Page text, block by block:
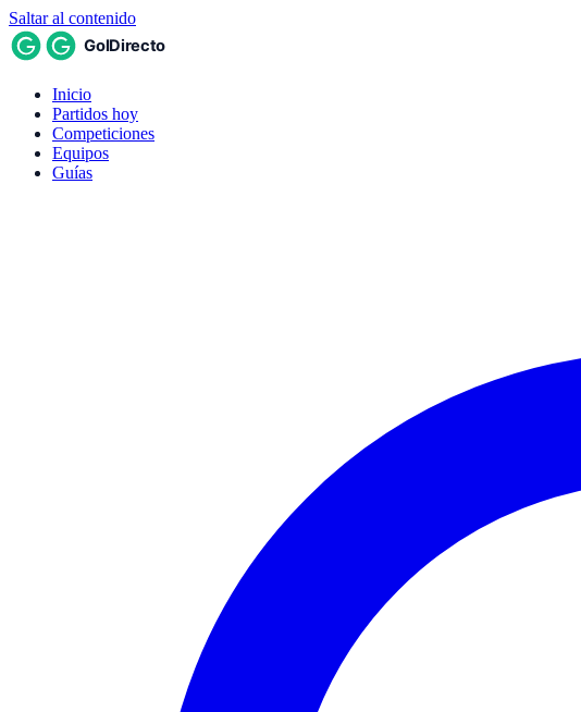
Saltar al contenido
Inicio
Partidos hoy
Competiciones
Equipos
Guías